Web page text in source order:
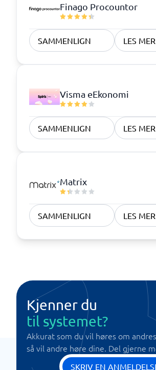
Finago Procountor
SAMMENLIGN LES MER
Visma eEkonomi
SAMMENLIGN LES MER
Matrix
SAMMENLIGN LES MER
Kjenner du
til systemet?
Akkurat som du vil høres om
så vil andre høre dine. Del gjerne
SKRIV EN